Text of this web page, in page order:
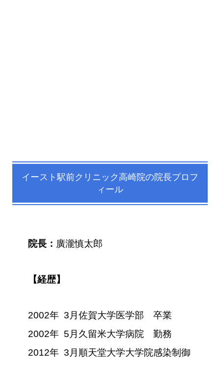
イースト駅前クリニック高崎院の院長プロフ
ィール
院長： 廣瀧慎太郎
【経歴】
2002年 3月佐賀大学医学部 卒業
2002年 5月久留米大学病院 勤務
2012年 3月順天堂大学大学院感染制御